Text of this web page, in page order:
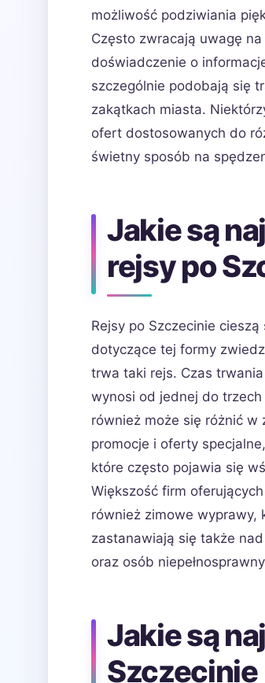
możliwość podziwiania
Często zwracają uwagę
doświadczenie o
szczególnie podobają się
zakątkach miasta.
ofert dostosowanych do
świetny sposób na
Jakie są
rejsy po
Rejsy po Szczecinie
dotyczące tej formy
trwa taki rejs. Czas
wynosi od jednej do
również może się różnić w
promocje i oferty
które często pojawia się
Większość firm
również zimowe wyprawy,
zastanawiają się także
oraz osób
Jakie są
Szczecinie